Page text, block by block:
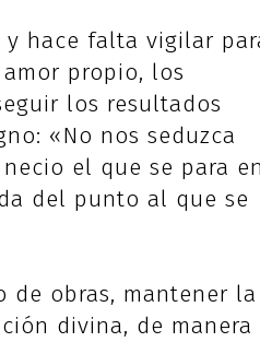
hace falta vigilar
propio, los
los resultados
«No nos seduzca
el que se para en
del punto al que se
de obras, mantener la
divina, de manera